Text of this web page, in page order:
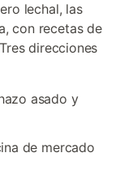
lechal, las
con recetas de
direcciones
asado y
de mercado